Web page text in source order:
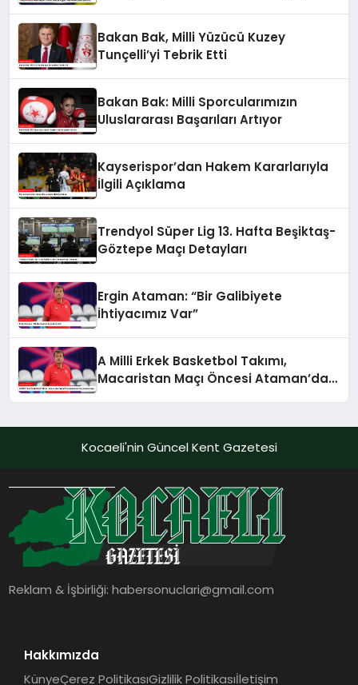
Bakan Bak, Milli Yüzücü Kuzey
Tunçelli’yi Tebrik Etti
Bakan Bak: Milli Sporcularımızın
Uluslararası Başarıları Artıyor
Kayserispor’dan Hakem Kararlarıyla
İlgili Açıklama
Trendyol Süper Lig 13. Hafta Beşiktaş-
Göztepe Maçı Detayları
Ergin Ataman: “Bir Galibiyete
İhtiyacımız Var”
A Milli Erkek Basketbol Takımı,
Macaristan Maçı Öncesi Ataman’dan
Kocaeli'nin Güncel Kent Gazetesi
Reklam & İşbirliği:habersonuclari@gmail.com
Hakkımızda
KünyeÇerez PolitikasıGizlilik Politikasıİletişim